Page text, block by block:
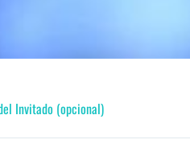
Invitado (opcional)